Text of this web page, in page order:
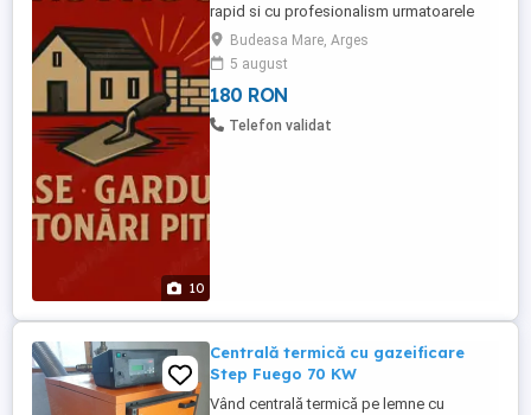
10
rapid si cu profesionalism urmatoarele
lucrari : - Trotuare perimetrale - Alei
pietonale - Alei carosabile - Parcare auto -
Podet trecere sant de scurgere a apelor -
Construire gard ( fundatie, elevatie, stalpi
beton - Gard (fundatie elevatie,teava
Budeasa Mare, Arges
5 august
180 RON
Telefon validat
Centrală termică cu gazeificare
Step Fuego 70 KW
Vând centrală termică pe lemne cu